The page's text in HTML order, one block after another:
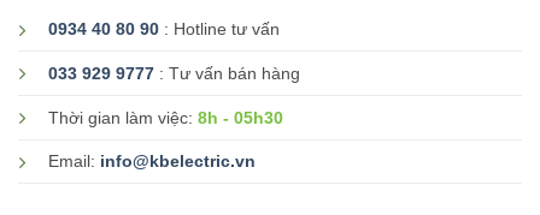
0934 40 80 90 : Hotline tư vấn
033 929 9777 : Tư vấn bán hàng
Thời gian làm việc: 8h - 05h30
Email: info@kbelectric.vn